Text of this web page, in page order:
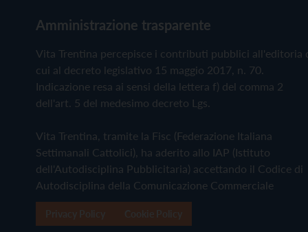
Amministrazione trasparente
Vita Trentina percepisce i contributi pubblici all'editoria
cui al decreto legislativo 15 maggio 2017, n. 70.
Indicazione resa ai sensi della lettera f) del comma 2
dell'art. 5 del medesimo decreto Lgs.
Vita Trentina, tramite la Fisc (Federazione Italiana
Settimanali Cattolici), ha aderito allo IAP (Istituto
dell'Autodisciplina Pubblicitaria) accettando il Codice di
Autodisciplina della Comunicazione Commerciale